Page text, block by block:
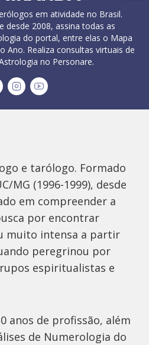
em atividade no Brasil.
desde 2008, assina todas as
do portal, entre elas o Mapa
Ano. Realiza consultas virtuais de
no Personare.
e tarólogo. Formado
MG (1996-1999), desde
em compreender a
por encontrar
muito intensa a partir
peregrinou por
espiritualistas e
anos de profissão, além
de Numerologia do